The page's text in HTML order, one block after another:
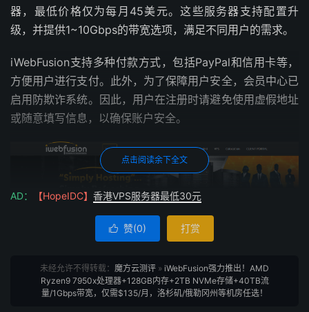
器，最低价格仅为每月45美元。这些服务器支持配置升
级，并提供1~10Gbps的带宽选项，满足不同用户的需求。
iWebFusion支持多种付款方式，包括PayPal和信用卡等，
方便用户进行支付。此外，为了保障用户安全，会员中心已
启用防欺诈系统。因此，用户在注册时请避免使用虚假地址
或随意填写信息，以确保账户安全。
点击阅读余下全文
AD： 【HopeIDC】 香港VPS服务器最低30元
 赞(0) 打赏
未经允许不得转载： 魔方云测评 » iWebFusion强力推出！AMD
Ryzen9 7950x处理器+128GB内存+2TB NVMe存储+40TB流
量/1Gbps带宽，仅需$135/月，洛杉矶/俄勒冈州等机房任选！